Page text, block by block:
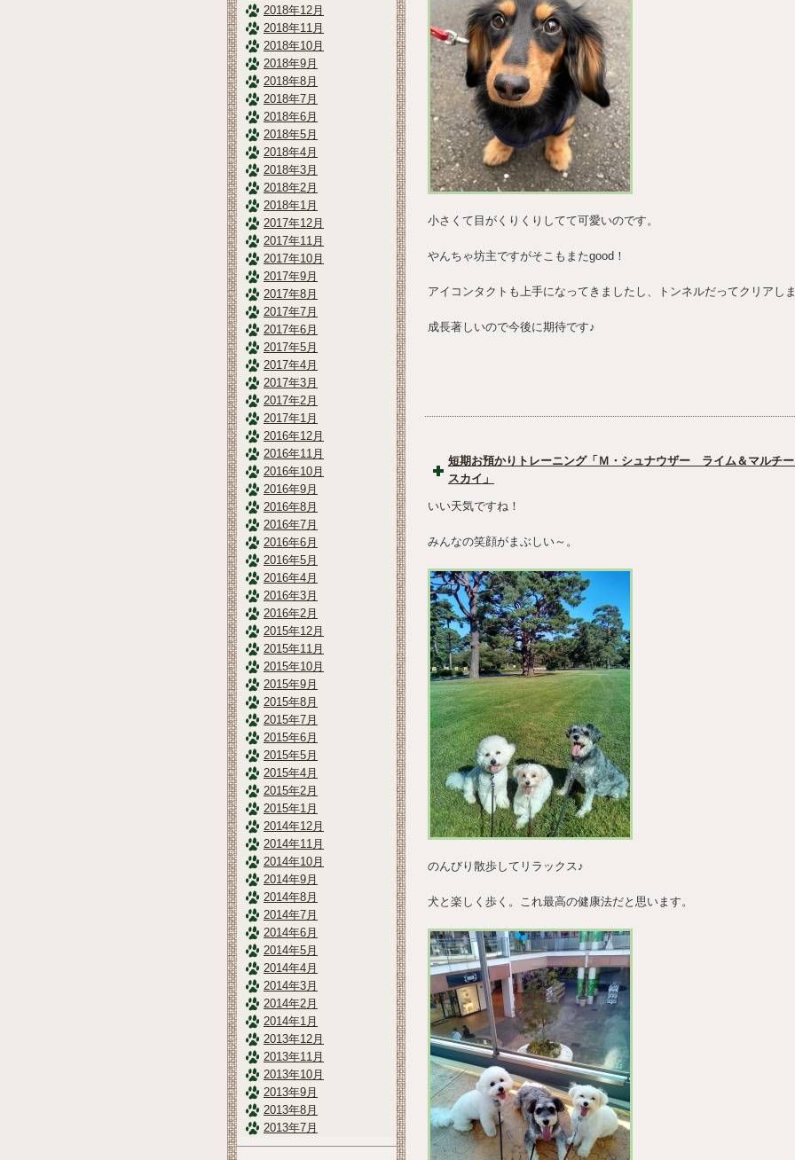
小さくて目がくりくりしてて可愛いのです。
やんちゃ坊主ですがそこもまたgood！
アイコンタクトも上手になってきましたし、トンネルだってクリアし
成長著しいので今後に期待です♪
短期お預かりトレーニング「Ｍ・シュナウザー ライム＆マル
スカイ」
いい天気ですね！
みんなの笑顔がまぶしい～。
のんびり散歩してリラックス♪
犬と楽しく歩く。これ最高の健康法だと思います。
2018年12月
2018年11月
2018年10月
2018年9月
2018年8月
2018年7月
2018年6月
2018年5月
2018年4月
2018年3月
2018年2月
2018年1月
2017年12月
2017年11月
2017年10月
2017年9月
2017年8月
2017年7月
2017年6月
2017年5月
2017年4月
2017年3月
2017年2月
2017年1月
2016年12月
2016年11月
2016年10月
2016年9月
2016年8月
2016年7月
2016年6月
2016年5月
2016年4月
2016年3月
2016年2月
2015年12月
2015年11月
2015年10月
2015年9月
2015年8月
2015年7月
2015年6月
2015年5月
2015年4月
2015年2月
2015年1月
2014年12月
2014年11月
2014年10月
2014年9月
2014年8月
2014年7月
2014年6月
2014年5月
2014年4月
2014年3月
2014年2月
2014年1月
2013年12月
2013年11月
2013年10月
2013年9月
2013年8月
2013年7月